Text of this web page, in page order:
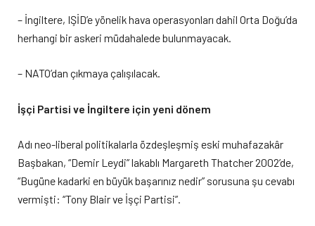
– İngiltere, IŞİD’e yönelik hava operasyonları dahil Orta Doğu’da
herhangi bir askeri müdahalede bulunmayacak.
– NATO’dan çıkmaya çalışılacak.
İşçi Partisi ve İngiltere için yeni dönem
Adı neo-liberal politikalarla özdeşleşmiş eski muhafazakâr
Başbakan, “Demir Leydi” lakablı Margareth Thatcher 2002’de,
“Bugüne kadarki en büyük başarınız nedir” sorusuna şu cevabı
vermişti: “Tony Blair ve İşçi Partisi”.